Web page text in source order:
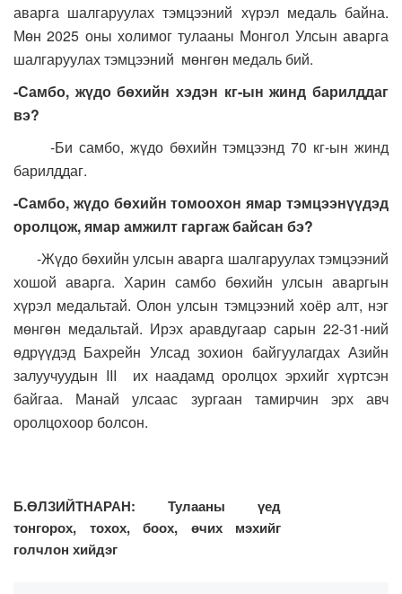
аварга шалгаруулах тэмцээний хүрэл медаль байна.
Мөн 2025 оны холимог тулааны Монгол Улсын аварга
шалгаруулах тэмцээний мөнгөн медаль бий.
-Самбо, жүдо бөхийн хэдэн кг-ын жинд барилддаг
вэ?
-Би самбо, жүдо бөхийн тэмцээнд 70 кг-ын жинд
барилддаг.
-Самбо, жүдо бөхийн томоохон ямар тэмцээнүүдэд
оролцож, ямар амжилт гаргаж байсан бэ?
-Жүдо бөхийн улсын аварга шалгаруулах тэмцээний
хошой аварга. Харин самбо бөхийн улсын аваргын
хүрэл медальтай. Олон улсын тэмцээний хоёр алт, нэг
мөнгөн медальтай. Ирэх аравдугаар сарын 22-31-ний
өдрүүдэд Бахрейн Улсад зохион байгуулагдах Азийн
залуучуудын III их наадамд оролцох эрхийг хүртсэн
байгаа. Манай улсаас зургаан тамирчин эрх авч
оролцохоор болсон.
Б.ӨЛЗИЙТНАРАН: Тулааны үед
тонгорох, тохох, боох, өчих мэхийг
голчлон хийдэг